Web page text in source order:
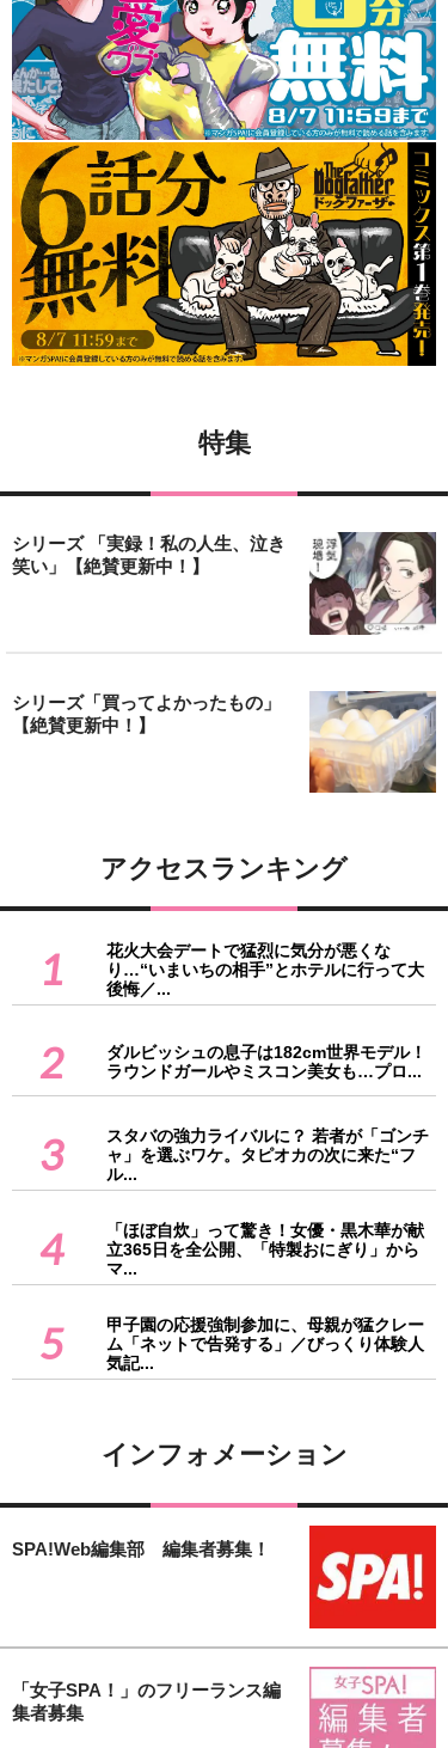
特集
シリーズ 「実録！私の人生、泣き
笑い」【絶賛更新中！】
シリーズ「買ってよかったもの」
【絶賛更新中！】
アクセスランキング
1
花火大会デートで猛烈に気分が悪くな
り…“いまいちの相手”とホテルに行って大
後悔／...
2
ダルビッシュの息子は182cm世界モデル！
ラウンドガールやミスコン美女も…プロ...
3
スタバの強力ライバルに？ 若者が「ゴンチ
ャ」を選ぶワケ。タピオカの次に来た“フ
ル...
4
「ほぼ自炊」って驚き！女優・黒木華が献
立365日を全公開、「特製おにぎり」から
マ...
5
甲子園の応援強制参加に、母親が猛クレー
ム「ネットで告発する」／びっくり体験人
気記...
インフォメーション
SPA!Web編集部 編集者募集！
「女子SPA！」のフリーランス編
集者募集